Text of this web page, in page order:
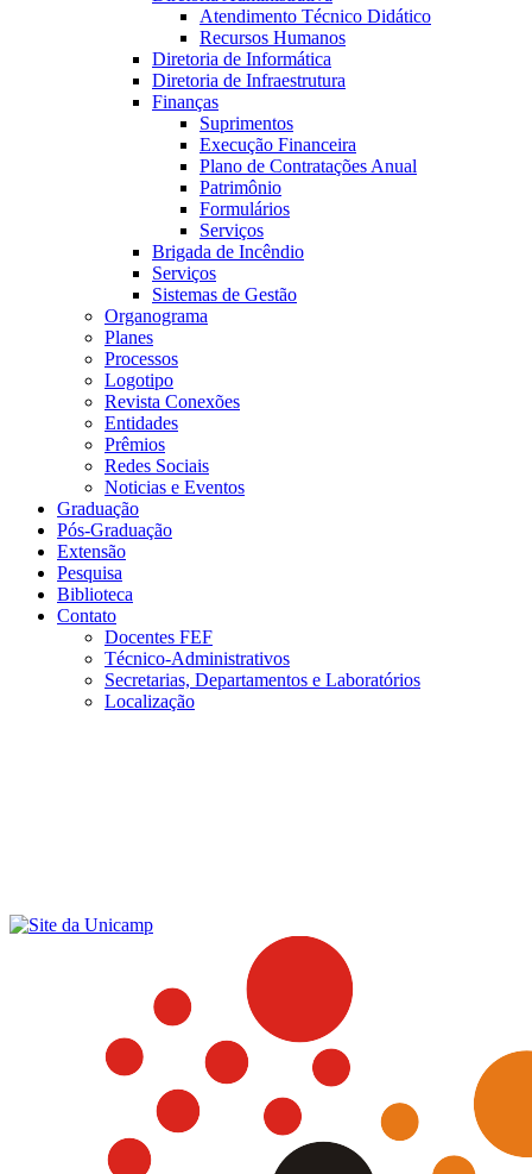
Atendimento Técnico Didático
Recursos Humanos
Diretoria de Informática
Diretoria de Infraestrutura
Finanças
Suprimentos
Execução Financeira
Plano de Contratações Anual
Patrimônio
Formulários
Serviços
Brigada de Incêndio
Serviços
Sistemas de Gestão
Organograma
Planes
Processos
Logotipo
Revista Conexões
Entidades
Prêmios
Redes Sociais
Noticias e Eventos
Graduação
Pós-Graduação
Extensão
Pesquisa
Biblioteca
Contato
Docentes FEF
Técnico-Administrativos
Secretarias, Departamentos e Laboratórios
Localização